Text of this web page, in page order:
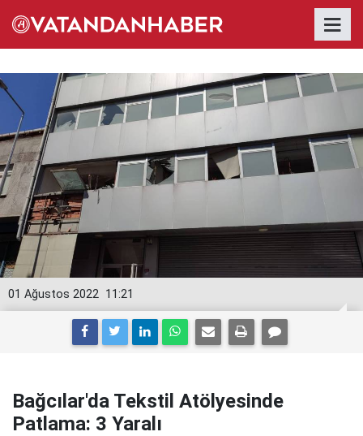
11:21
01 Ağustos 2022
Bağcılar'da Tekstil Atölyesinde
Patlama: 3 Yaralı